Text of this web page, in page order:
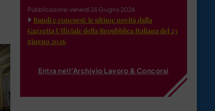
Pubblicazione: venerdì 26 Giugno 2026
Bandi e concorsi: le ultime novità dalla
Gazzetta Ufficiale della Repubblica Italiana del 23
giugno 2026
Entra nell'Archivio Lavoro & Concorsi